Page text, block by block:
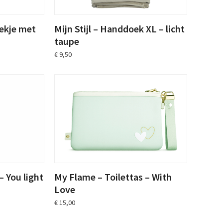
met
Mijn Stijl – Handdoek XL – licht
taupe
€9,50
You light
My Flame – Toilettas – With
Love
€15,00